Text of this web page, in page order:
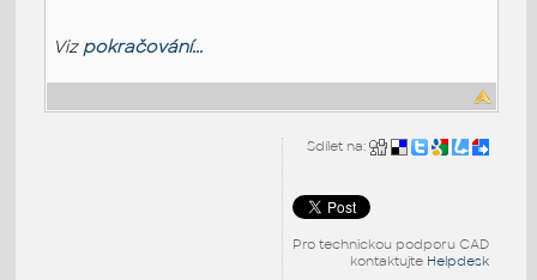
Viz pokračování...
Sdílet na:
Pro technickou podporu CAD
kontaktujte Helpdesk